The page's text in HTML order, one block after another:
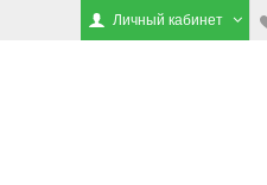
Личный кабинет